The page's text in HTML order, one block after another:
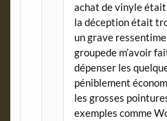
achat de vinyle
la déception était
un grave
groupede m’avoir
dépenser les
péniblement
les grosses
exemples comme